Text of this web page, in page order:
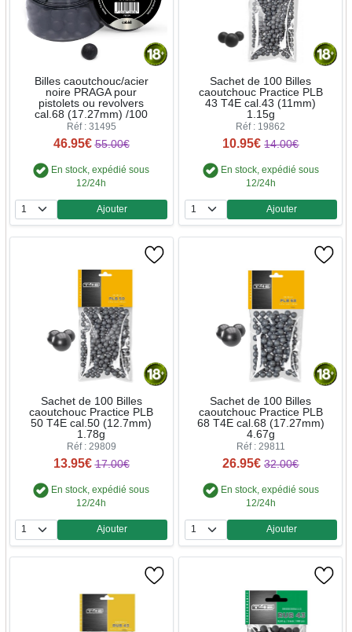
Billes caoutchouc/acier
noire PRAGA pour
pistolets ou revolvers
cal.68 (17.27mm) /100
Réf : 31495
46.95€ 55.00€
En stock, expédié sous
12/24h
Quantité
Ajouter
Sachet de 100 Billes
caoutchouc Practice PLB
43 T4E cal.43 (11mm)
1.15g
Réf : 19862
10.95€ 14.00€
En stock, expédié sous
12/24h
Quantité
Ajouter
Sachet de 100 Billes
caoutchouc Practice PLB
50 T4E cal.50 (12.7mm)
1.78g
Réf : 29809
13.95€ 17.00€
En stock, expédié sous
12/24h
Quantité
Ajouter
Sachet de 100 Billes
caoutchouc Practice PLB
68 T4E cal.68 (17.27mm)
4.67g
Réf : 29811
26.95€ 32.00€
En stock, expédié sous
12/24h
Quantité
Ajouter